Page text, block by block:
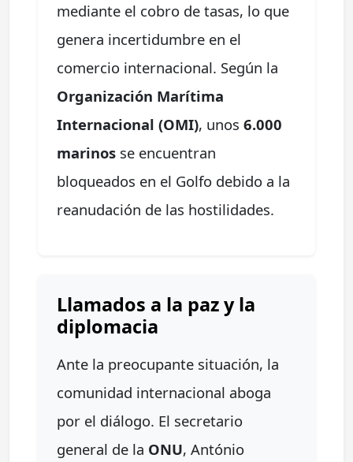
mediante el cobro de tasas, lo que
genera incertidumbre en el
comercio internacional. Según la
Organización Marítima
Internacional (OMI), unos 6.000
marinos se encuentran
bloqueados en el Golfo debido a la
reanudación de las hostilidades.
Llamados a la paz y la
diplomacia
Ante la preocupante situación, la
comunidad internacional aboga
por el diálogo. El secretario
general de la ONU, António